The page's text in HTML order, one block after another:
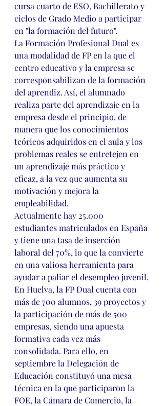
cursa cuarto de ESO, Bachillerato y
ciclos de Grado Medio a participar
en "la formación del futuro".
La Formación Profesional Dual es
una modalidad de FP en la que el
centro educativo y la empresa se
corresponsabilizan de la formación
del aprendiz. Así, el alumnado
realiza parte del aprendizaje en la
empresa desde el principio, de
manera que los conocimientos
teóricos adquiridos en el aula y los
problemas reales se entretejen en
un aprendizaje más práctico y
eficaz, a la vez que aumenta su
motivación y mejora la
empleabilidad.
Actualmente hay 25.000
estudiantes matriculados en España
y tiene una tasa de inserción
laboral del 70%, lo que la convierte
en una valiosa herramienta para
ayudar a paliar el desempleo juvenil.
En Huelva, la FP Dual cuenta con
más de 700 alumnos, 39 proyectos y
la participación de más de 500
empresas, siendo una apuesta
formativa cada vez más
consolidada. Para ello, en
septiembre la Delegación de
Educación constituyó una mesa
técnica en la que participaron la
FOE, la Cámara de Comercio, la